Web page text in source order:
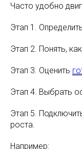
Часто удобно
Этап 1.
Этап 2. Понять,
Этап 3. Оценить
Этап 4. Выбрать
Этап 5.
роста.
Например: